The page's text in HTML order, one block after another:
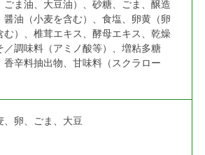
ごま油、大豆油）、砂糖、ごま、醸造
醤油（小麦を含む）、食塩、卵黄（卵
む）、椎茸エキス、酵母エキス、乾燥
／調味料（アミノ酸等）、増粘多糖
香辛料抽出物、甘味料（スクラロー
、卵、ごま、大豆